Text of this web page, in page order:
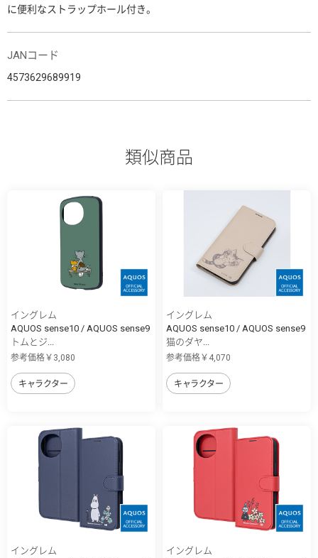
に便利なストラップホール付き。
JANコード
4573629689919
類似商品
イングレム
AQUOS sense10 / AQUOS sense9
トムとジ...
参考価格￥3,080
キャラクター
イングレム
AQUOS sense10 / AQUOS sense9
猫のダヤ...
参考価格￥4,070
キャラクター
イングレム
イングレム